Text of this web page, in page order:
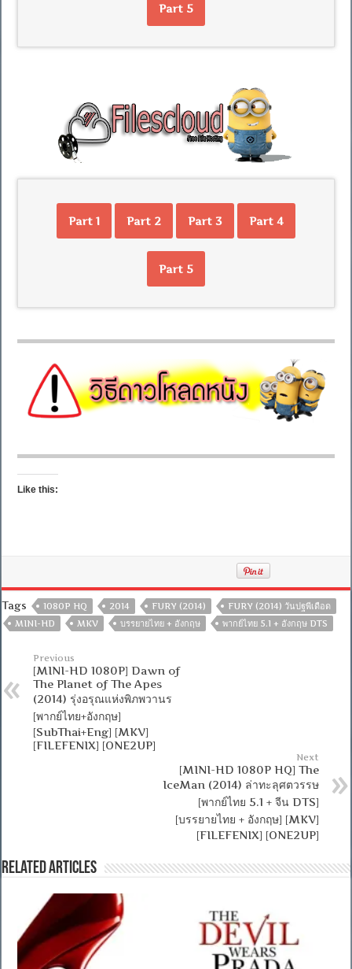
Part 5
Part 1 Part 2 Part 3 Part 4
Part 5
Like this:
Tags 1080P HQ 2014 FURY (2014)
FURY (2014) วันปฐพีเดือด
MINI-HD
MKV บรรยายไทย + อังกฤษ พากย์ไทย 5.1 + อังกฤษ DTS
Previous
[MINI-HD 1080P] Dawn of
The Planet of The Apes
(2014) รุ่งอรุณแห่งพิภพวานร
[พากย์ไทย+อังกฤษ]
[SubThai+Eng] [MKV]
[FILEFENIX] [ONE2UP]
Next
[MINI-HD 1080P HQ] The
IceMan (2014) ล่าทะลุศตวรรษ
[พากย์ไทย 5.1 + จีน DTS]
[บรรยายไทย + อังกฤษ] [MKV]
[FILEFENIX] [ONE2UP]
Related Articles